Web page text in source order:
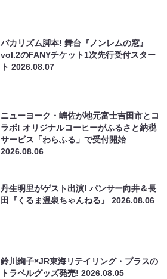
バカリズム脚本! 舞台『ノンレムの窓』
vol.2のFANYチケット1次先行受付スター
ト2026.08.07
ニューヨーク・嶋佐が地元富士吉田市とコ
ラボ! オリジナルコーヒーがふるさと納税
サービス「わらふる」で受付開始
2026.08.06
丹生明里がゲスト出演! パンサー向井＆長
田『くるま温泉ちゃんねる』2026.08.06
鈴川絢子×JR東海リテイリング・プラスの
トラベルグッズ発売!2026.08.05